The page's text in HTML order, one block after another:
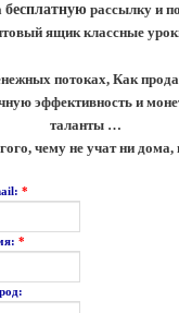
бесплатную рассылку и
ящик классные
потоках, Как
эффективность и
таланты …
чему не учат ни
*
*